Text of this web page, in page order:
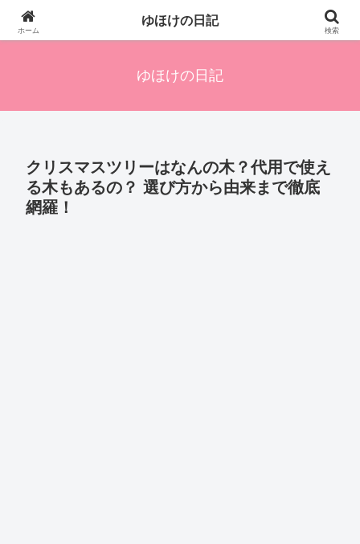
四人の子を持つ母のズボラ生活備忘録です。興味のあることアレやコレ、色々
発信します。
ゆほけの日記
クリスマスツリーはなんの木？代用で使え
る木もあるの？ 選び方から由来まで徹底
網羅！
ホーム
ゆほけの日記
検索